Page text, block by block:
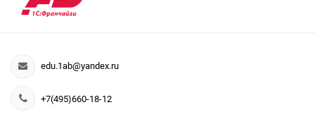
edu.1ab@yandex.ru
+7(495)660-18-12